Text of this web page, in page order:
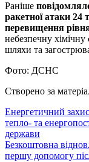
Раніше
ракетної атаки 24
перевищення
небезпечну
шляхи та
Фото: ДСНС
Створено за
Навігація
записів
Енергетичний
тепло- та
держави
Безкоштовна
першу допомогу